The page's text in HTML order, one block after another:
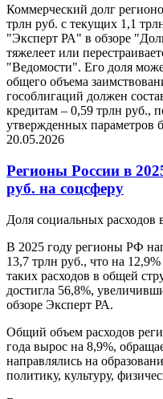
Коммерческий долг
трлн руб. с текущих 1,1
"Эксперт РА" в обзоре
тяжелеет или
"Ведомости". Его доля
общего объема
гособлигаций должен
кредитам – 0,59 трлн руб.,
утвержденных параметров
20.05.2026
Регионы России в
руб. на соцсферу
Доля социальных расходов
В 2025 году регионы РФ
13,7 трлн руб., что на
таких расходов в общей
достигла 56,8%,
обзоре Эксперт РА.
Общий объем расходов
года вырос на 8,9%,
направлялись на
политику, культуру,